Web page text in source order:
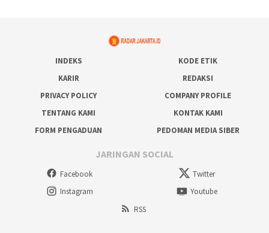
INDEKS
KODE ETIK
KARIR
REDAKSI
PRIVACY POLICY
COMPANY PROFILE
TENTANG KAMI
KONTAK KAMI
FORM PENGADUAN
PEDOMAN MEDIA SIBER
JARINGAN SOCIAL
Facebook
Twitter
Instagram
Youtube
RSS